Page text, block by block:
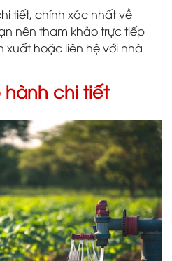
tiết, chính xác nhất về
nên tham khảo trực tiếp
xuất hoặc liên hệ với nhà
hành chi tiết